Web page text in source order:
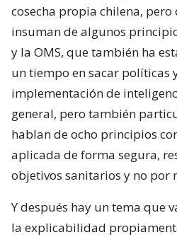
cosecha propia chilena,
insuman de algunos
y la OMS, que también ha
un tiempo en sacar políticas
implementación de
general, pero también
hablan de ocho principios
aplicada de forma segura,
objetivos sanitarios y no por
Y después hay un tema que
la explicabilidad